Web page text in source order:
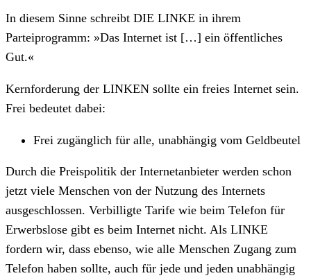
In diesem Sinne schreibt DIE LINKE in ihrem
Parteiprogramm: »Das Internet ist […] ein öffentliches
Gut.«
Kernforderung der LINKEN sollte ein freies Internet sein.
Frei bedeutet dabei:
Frei zugänglich für alle, unabhängig vom Geldbeutel
Durch die Preispolitik der Internetanbieter werden schon
jetzt viele Menschen von der Nutzung des Internets
ausgeschlossen. Verbilligte Tarife wie beim Telefon für
Erwerbslose gibt es beim Internet nicht. Als LINKE
fordern wir, dass ebenso, wie alle Menschen Zugang zum
Telefon haben sollte, auch für jede und jeden unabhängig